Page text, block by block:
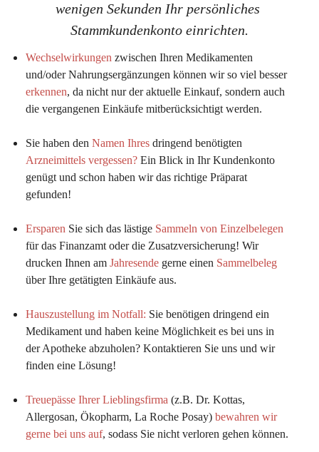
wenigen Sekunden Ihr persönliches
Stammkundenkonto einrichten.
Wechselwirkungen zwischen Ihren Medikamenten
und/oder Nahrungsergänzungen können wir so viel besser
erkennen, da nicht nur der aktuelle Einkauf, sondern auch
die vergangenen Einkäufe mitberücksichtigt werden.
Sie haben den Namen Ihres dringend benötigten
Arzneimittels vergessen? Ein Blick in Ihr Kundenkonto
genügt und schon haben wir das richtige Präparat
gefunden!
Ersparen Sie sich das lästige Sammeln von Einzelbelegen
für das Finanzamt oder die Zusatzversicherung! Wir
drucken Ihnen am Jahresende gerne einen Sammelbeleg
über Ihre getätigten Einkäufe aus.
Hauszustellung im Notfall: Sie benötigen dringend ein
Medikament und haben keine Möglichkeit es bei uns in
der Apotheke abzuholen? Kontaktieren Sie uns und wir
finden eine Lösung!
Treuepässe Ihrer Lieblingsfirma (z.B. Dr. Kottas,
Allergosan, Ökopharm, La Roche Posay) bewahren wir
gerne bei uns auf, sodass Sie nicht verloren gehen können.